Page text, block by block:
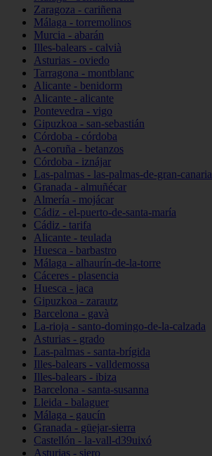
Zaragoza - cariñena
Málaga - torremolinos
Murcia - abarán
Illes-balears - calvià
Asturias - oviedo
Tarragona - montblanc
Alicante - benidorm
Alicante - alicante
Pontevedra - vigo
Gipuzkoa - san-sebastián
Córdoba - córdoba
A-coruña - betanzos
Córdoba - iznájar
Las-palmas - las-palmas-de-gran-canaria
Granada - almuñécar
Almería - mojácar
Cádiz - el-puerto-de-santa-maría
Cádiz - tarifa
Alicante - teulada
Huesca - barbastro
Málaga - alhaurín-de-la-torre
Cáceres - plasencia
Huesca - jaca
Gipuzkoa - zarautz
Barcelona - gavà
La-rioja - santo-domingo-de-la-calzada
Asturias - grado
Las-palmas - santa-brígida
Illes-balears - valldemossa
Illes-balears - ibiza
Barcelona - santa-susanna
Lleida - balaguer
Málaga - gaucín
Granada - güejar-sierra
Castellón - la-vall-d39uixó
Asturias - siero